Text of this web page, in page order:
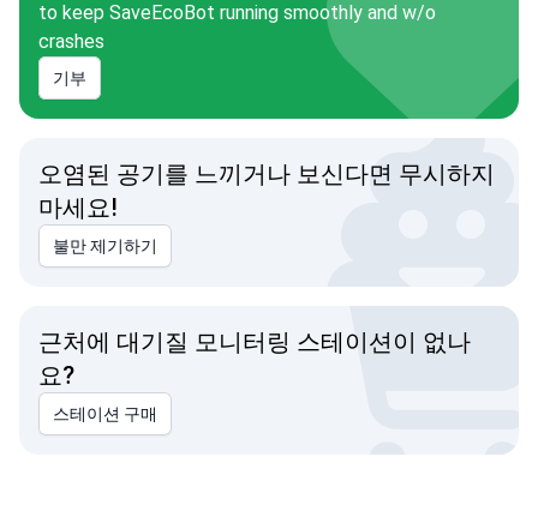
to keep SaveEcoBot running smoothly and w/o
crashes
기부
오염된 공기를 느끼거나 보신다면 무시하지
마세요!
불만 제기하기
근처에 대기질 모니터링 스테이션이 없나
요?
스테이션 구매